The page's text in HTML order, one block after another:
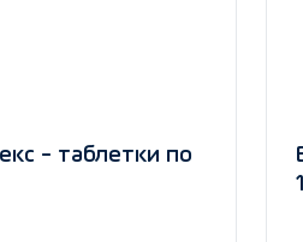
- таблетки по